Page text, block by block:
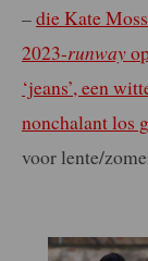
–die Kate
2023-runway
‘jeans’, een
nonchalant los
voor lente/